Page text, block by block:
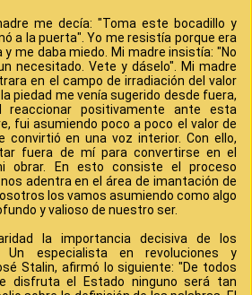
me decía: "Toma este bocadillo y
a la puerta". Yo me resistía porque era
y me daba miedo. Mi madre insistía: "No
necesitado. Vete y dáselo". Mi madre
en el campo de irradiación del valor
piedad me venía sugerido desde fuera,
reaccionar positivamente ante esta
fui asumiendo poco a poco el valor de
convirtió en una voz interior. Con ello,
fuera de mí para convertirse en el
obrar. En esto consiste el proceso
adentra en el área de imantación de
los vamos asumiendo como algo
y valioso de nuestro ser.
la importancia decisiva de los
Un especialista en revoluciones y
Stalin, afirmó lo siguiente: "De todos
disfruta el Estado ninguno será tan